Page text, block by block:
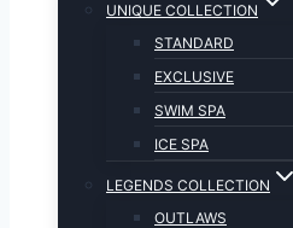
UNIQUE COLLECTION
STANDARD
EXCLUSIVE
SWIM SPA
ICE SPA
LEGENDS COLLECTION
OUTLAWS